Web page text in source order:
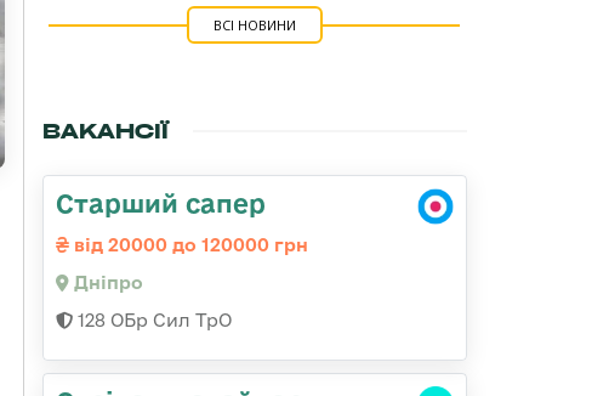
ВСІ НОВИНИ
ВАКАНСІЇ
Старший сапер
від 20000 до 120000 грн
Дніпро
128 ОБр Сил ТрО